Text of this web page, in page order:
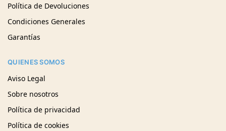
Política de Devoluciones
Condiciones Generales
Garantías
QUIENES SOMOS
Aviso Legal
Sobre nosotros
Política de privacidad
Política de cookies